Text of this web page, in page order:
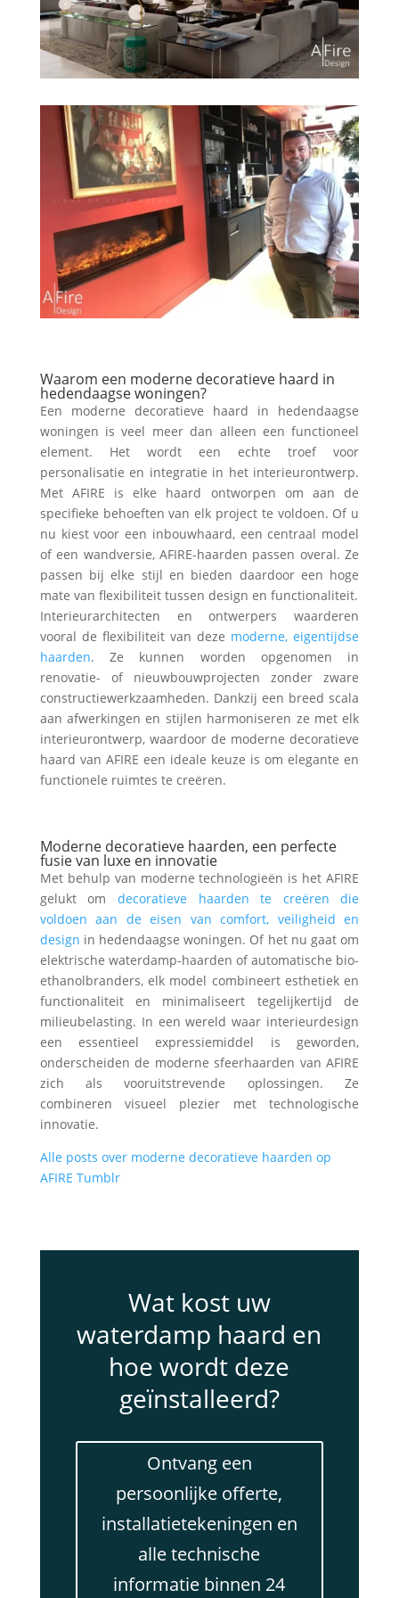
Waarom een moderne decoratieve haard in
hedendaagse woningen?
Een moderne decoratieve haard in hedendaagse
woningen is veel meer dan alleen een functioneel
element. Het wordt een echte troef voor
personalisatie en integratie in het interieurontwerp.
Met AFIRE is elke haard ontworpen om aan de
specifieke behoeften van elk project te voldoen. Of u
nu kiest voor een inbouwhaard, een centraal model
of een wandversie, AFIRE-haarden passen overal. Ze
passen bij elke stijl en bieden daardoor een hoge
mate van flexibiliteit tussen design en functionaliteit.
Interieurarchitecten en ontwerpers waarderen
vooral de flexibiliteit van deze moderne, eigentijdse
haarden. Ze kunnen worden opgenomen in
renovatie- of nieuwbouwprojecten zonder zware
constructiewerkzaamheden. Dankzij een breed scala
aan afwerkingen en stijlen harmoniseren ze met elk
interieurontwerp, waardoor de moderne decoratieve
haard van AFIRE een ideale keuze is om elegante en
functionele ruimtes te creëren.
Moderne decoratieve haarden, een perfecte
fusie van luxe en innovatie
Met behulp van moderne technologieën is het AFIRE
gelukt om decoratieve haarden te creëren die
voldoen aan de eisen van comfort, veiligheid en
design in hedendaagse woningen. Of het nu gaat om
elektrische waterdamp-haarden of automatische bio-
ethanolbranders, elk model combineert esthetiek en
functionaliteit en minimaliseert tegelijkertijd de
milieubelasting. In een wereld waar interieurdesign
een essentieel expressiemiddel is geworden,
onderscheiden de moderne sfeerhaarden van AFIRE
zich als vooruitstrevende oplossingen. Ze
combineren visueel plezier met technologische
innovatie.
Alle posts over moderne decoratieve haarden op
AFIRE Tumblr
Wat kost uw
waterdamp haard en
hoe wordt deze
geïnstalleerd?
Ontvang een
persoonlijke offerte,
installatietekeningen en
alle technische
informatie binnen 24